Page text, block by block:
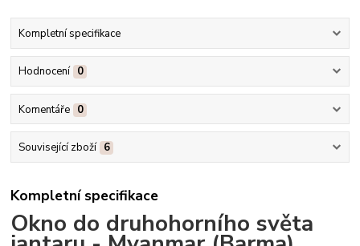
Kompletní specifikace
Hodnocení 0
Komentáře 0
Související zboží 6
Kompletní specifikace
Okno do druhohorního světa